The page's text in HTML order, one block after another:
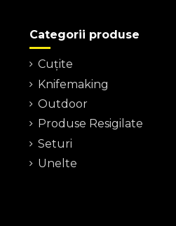
Categorii produse
Cuțite
Knifemaking
Outdoor
Produse Resigilate
Seturi
Unelte